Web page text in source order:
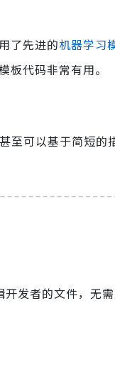
了先进的机器学习
代码非常有用。
可以基于简短的
发者的文件，无